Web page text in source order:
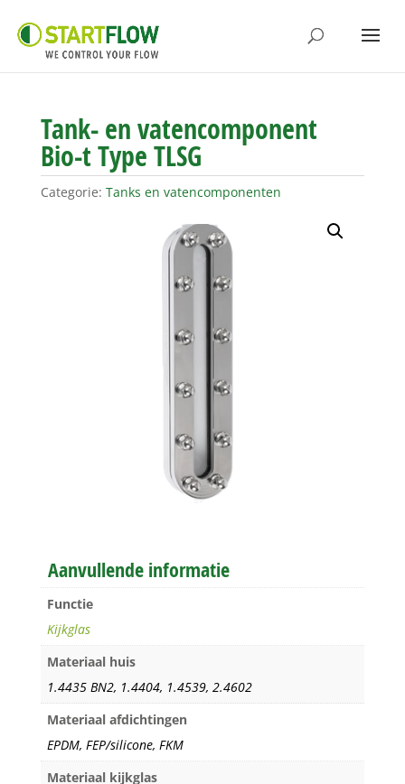
Tank- en vatencomponent
Bio-t Type TLSG
Categorie: Tanks en vatencomponenten
Aanvullende informatie
Functie
Kijkglas
Materiaal huis
1.4435 BN2, 1.4404, 1.4539, 2.4602
Materiaal afdichtingen
EPDM, FEP/silicone, FKM
Materiaal kijkglas